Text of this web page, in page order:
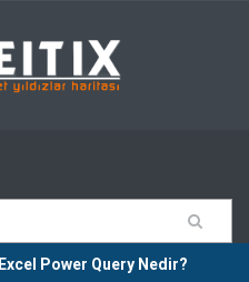
Excel Power Query Nedir?